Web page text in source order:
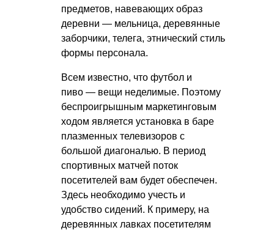
предметов, навевающих образ
деревни — мельница, деревянные
заборчики, телега, этнический стиль
формы персонала.
Всем известно, что футбол и
пиво — вещи неделимые. Поэтому
беспроигрышным маркетинговым
ходом является установка в баре
плазменных телевизоров с
большой диагональю. В период
спортивных матчей поток
посетителей вам будет обеспечен.
Здесь необходимо учесть и
удобство сидений. К примеру, на
деревянных лавках посетителям